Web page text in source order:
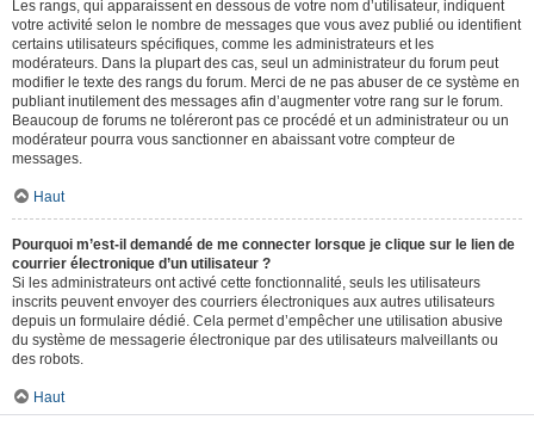
Les rangs, qui apparaissent en dessous de votre nom d’utilisateur, indiquent
votre activité selon le nombre de messages que vous avez publié ou identifient
certains utilisateurs spécifiques, comme les administrateurs et les
modérateurs. Dans la plupart des cas, seul un administrateur du forum peut
modifier le texte des rangs du forum. Merci de ne pas abuser de ce système en
publiant inutilement des messages afin d’augmenter votre rang sur le forum.
Beaucoup de forums ne toléreront pas ce procédé et un administrateur ou un
modérateur pourra vous sanctionner en abaissant votre compteur de
messages.
Haut
Pourquoi m’est-il demandé de me connecter lorsque je clique sur le lien de
courrier électronique d’un utilisateur ?
Si les administrateurs ont activé cette fonctionnalité, seuls les utilisateurs
inscrits peuvent envoyer des courriers électroniques aux autres utilisateurs
depuis un formulaire dédié. Cela permet d’empêcher une utilisation abusive
du système de messagerie électronique par des utilisateurs malveillants ou
des robots.
Haut